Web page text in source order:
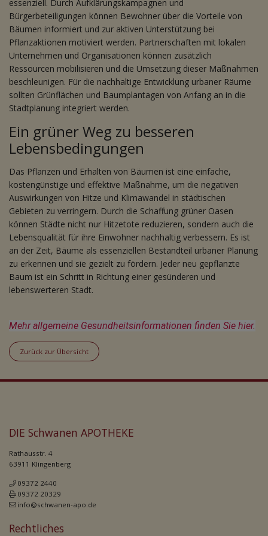
Zurück zur Übersicht
essenziell. Durch Aufklärungskampagnen und
Bürgerbeteiligungen können Bewohner über die Vorteile von
Bäumen informiert und zur aktiven Unterstützung bei
Pflanzaktionen motiviert werden. Partnerschaften mit lokalen
Unternehmen und Organisationen können zusätzlich
Ressourcen mobilisieren und die Umsetzung dieser Maßnahmen
beschleunigen. Für die nachhaltige Entwicklung urbaner Räume
sollten Grünflächen und Baumplantagen von Anfang an in die
Stadtplanung integriert werden.
Ein grüner Weg zu besseren
Lebensbedingungen
Das Pflanzen und Erhalten von Bäumen ist eine einfache,
kostengünstige und effektive Maßnahme, um die negativen
Auswirkungen von Hitze und Klimawandel in städtischen
Gebieten zu verringern. Durch die Schaffung grüner Oasen
können Städte nicht nur Hitzetote reduzieren, sondern auch die
Lebensqualität für ihre Einwohner nachhaltig verbessern. Es ist
an der Zeit, Bäume als essenziellen Bestandteil urbaner Planung
zu erkennen und sie gezielt zu fördern. Jeder neu gepflanzte
Baum ist ein Schritt in Richtung einer gesünderen und
lebenswerteren Stadt.
Mehr allgemeine Gesundheitsinformationen finden Sie hier.
DIE Schwanen APOTHEKE
Rathausstr. 4
63911 Klingenberg
09372 2440
09372 20329
info@schwanen-apo.de
Rechtliches